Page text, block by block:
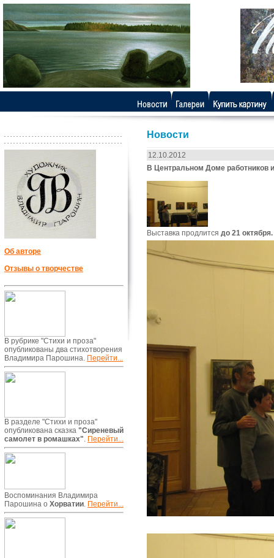
Об авторе
Отзывы о творчестве
В рубрике "Стихи и проза"
опубликованы два стихотворения
Владимира Парошина. Перейти...
В разделе "Стихи и проза"
опубликована сказка "Сиреневый
самолет в ромашках". Перейти...
Воспоминания Владимира
Парошина о Хорватии. Перейти...
Новости
12.10.2012
В Центральном Доме работников
Выставка продлится до 21 октября.